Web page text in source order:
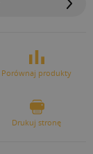
Porównaj produkty
Drukuj stronę